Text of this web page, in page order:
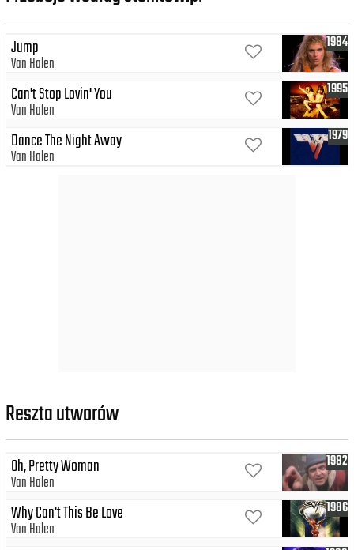
1984
Jump
Van Halen
1995
Can't Stop Lovin' You
Van Halen
1979
Dance The Night Away
Van Halen
Reszta utworów
1982
Oh, Pretty Woman
Van Halen
1986
Why Can't This Be Love
Van Halen